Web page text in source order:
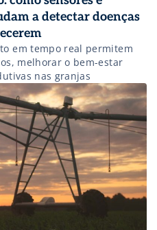
a detectar doenças
em tempo real permitem
melhorar o bem-estar
nas granjas